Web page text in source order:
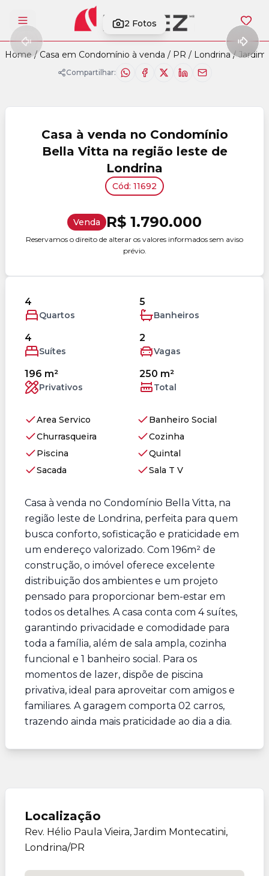
Abrir menu 2 Fotos
Home / Casa em Condomínio à venda / PR / Londrina /
Compartilhar:
Casa à venda no Condomínio
Bella Vitta na região leste de
Londrina
Cód: 11692
Venda R$ 1.790.000
Reservamos o direito de alterar os valores informados sem aviso
prévio.
4
Quartos
5
Banheiros
4
Suítes
2
Vagas
196 m²
Privativos
250 m²
Total
Area Servico
Banheiro Social
Churrasqueira
Cozinha
Piscina
Quintal
Sacada
Sala T V
Casa à venda no Condomínio Bella Vitta, na
região leste de Londrina, perfeita para quem
busca conforto, sofisticação e praticidade em
um endereço valorizado. Com 196m² de
construção, o imóvel oferece excelente
distribuição dos ambientes e um projeto
pensado para proporcionar bem-estar em
todos os detalhes. A casa conta com 4 suítes,
garantindo privacidade e comodidade para
toda a família, além de sala ampla, cozinha
funcional e 1 banheiro social. Para os
momentos de lazer, dispõe de piscina
privativa, ideal para aproveitar com amigos e
familiares. A garagem comporta 02 carros,
trazendo ainda mais praticidade ao dia a dia.
Localização
Rev. Hélio Paula Vieira, Jardim Montecatini,
Londrina/PR